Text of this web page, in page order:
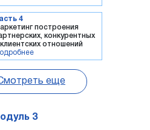
4
построения
конкурентных
отношений
еще
3